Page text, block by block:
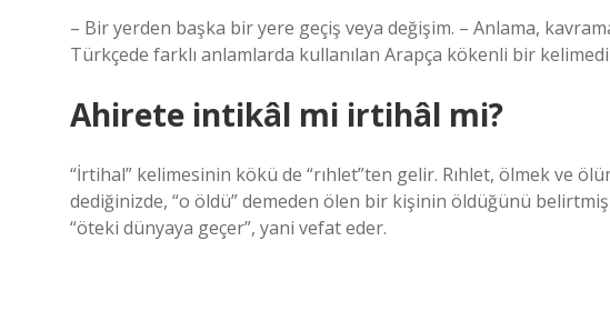
– Bir yerden başka bir yere geçiş veya değişim. – Anlama,
Türkçede farklı anlamlarda kullanılan Arapça kökenli bir
Ahirete intikâl mi irtihâl mi?
“İrtihal” kelimesinin kökü de “rıhlet”ten gelir. Rıhlet, ölmek ve
dediğinizde, “o öldü” demeden ölen bir kişinin öldüğünü
“öteki dünyaya geçer”, yani vefat eder.